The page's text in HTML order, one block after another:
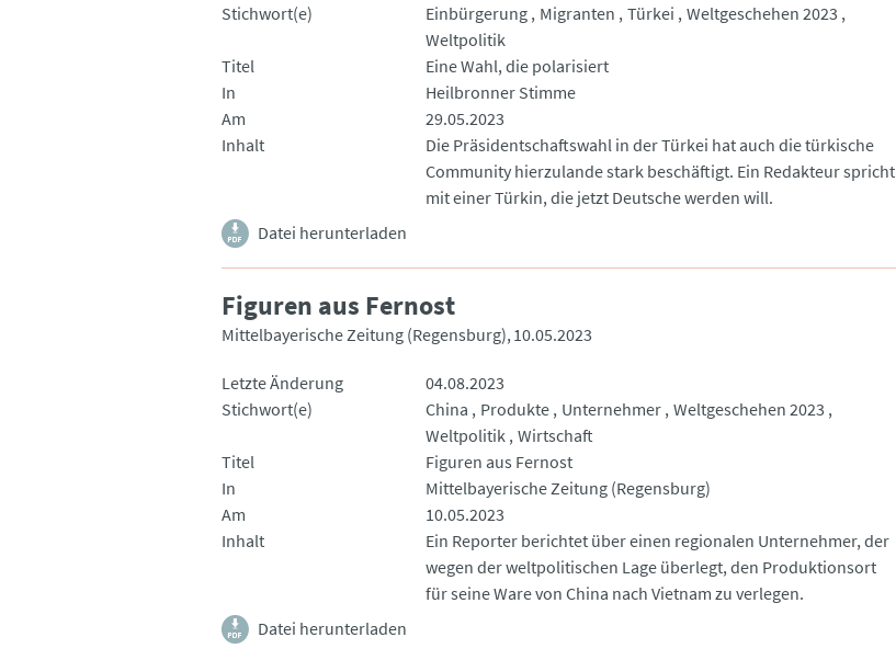
Stichwort(e)
Einbürgerung Migranten Türkei Weltgeschehen 2023
Weltpolitik
Titel
Eine Wahl, die polarisiert
In
Heilbronner Stimme
Am
29.05.2023
Inhalt
Die Präsidentschaftswahl in der Türkei hat auch die türkische
Community hierzulande stark beschäftigt. Ein Redakteur spricht
mit einer Türkin, die jetzt Deutsche werden will.
Datei herunterladen
Figuren aus Fernost
Mittelbayerische Zeitung (Regensburg) 10.05.2023
Letzte Änderung
04.08.2023
Stichwort(e)
China Produkte Unternehmer Weltgeschehen 2023
Weltpolitik Wirtschaft
Titel
Figuren aus Fernost
In
Mittelbayerische Zeitung (Regensburg)
Am
10.05.2023
Inhalt
Ein Reporter berichtet über einen regionalen Unternehmer, der
wegen der weltpolitischen Lage überlegt, den Produktionsort
für seine Ware von China nach Vietnam zu verlegen.
Datei herunterladen